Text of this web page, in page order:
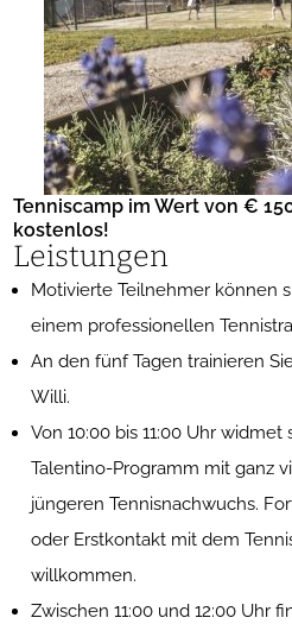
Tenniscamp im Wert von €
kostenlos!
Leistungen
Motivierte Teilnehmer können
einem professionellen
An den fünf Tagen trainieren
Willi.
Von 10:00 bis 11:00 Uhr
Talentino-Programm mit ganz
jüngeren Tennisnachwuchs.
oder Erstkontakt mit dem
willkommen.
Zwischen 11:00 und 12:00 Uhr